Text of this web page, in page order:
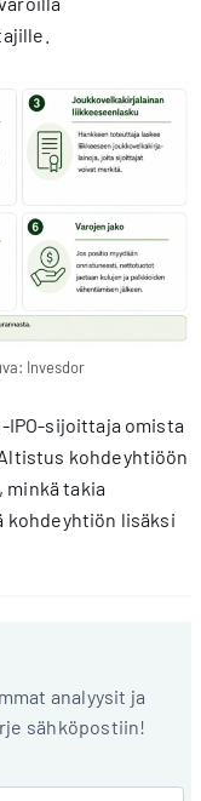
Invesdor
IPO-sijoittaja omista
kohdeyhtiöön
takia
kohdeyhtiön lisäksi
analyysit ja
sähköpostiin!